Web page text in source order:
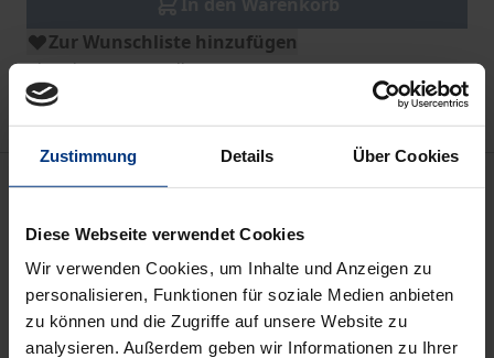
Zustimmung Details Über Cookies
Diese Webseite verwendet Cookies
Wir verwenden Cookies, um Inhalte und Anzeigen zu
personalisieren, Funktionen für soziale Medien anbieten
zu können und die Zugriffe auf unsere Website zu
analysieren. Außerdem geben wir Informationen zu Ihrer
Zur Wunschliste hinzufügen
Hinweise zu Versandkosten
Beschreibung
Das deutsche Versicherungsrecht hat durch die
Novellierung des Versicherungsaufsichts- und des
Versicherungsvertragsgesetzes einschneidende
Änderungen erfahren. Ganz besonders